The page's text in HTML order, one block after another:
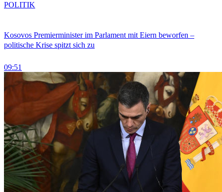
Kosovos Premierminister im Parlament mit Eiern beworfen –
politische Krise spitzt sich zu
09:51
POLITIK